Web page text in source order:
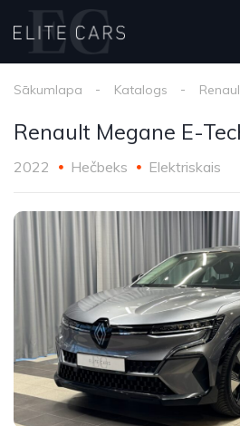
Sākumlapa Katalogs
Renault Megane E-
2022 Hečbeks Elektriskais